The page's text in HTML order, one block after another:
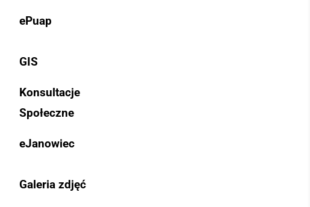
ePuap
GIS
Konsultacje
Społeczne
eJanowiec
Galeria zdjęć